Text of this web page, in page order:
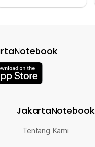
JakartaNotebook
Tentang Kami